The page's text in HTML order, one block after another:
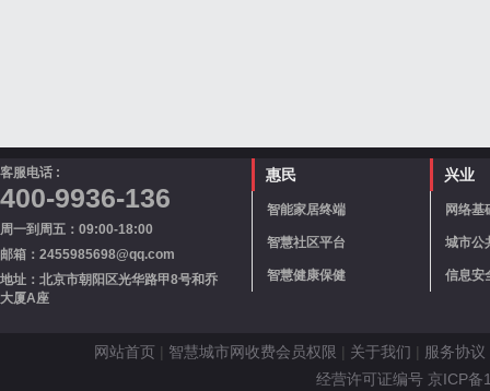
客服电话 :
400-9936-136
周一到周五：09:00-18:00
邮箱：2455985698@qq.com
地址：北京市朝阳区光华路甲8号和乔
大厦A座
惠民
智能家居终端
智慧社区平台
智慧健康保健
兴业
网络基
城市公
信息安
网站首页 | 智慧城市网收费会员权限 | 关于我们 | 服务协议
经营许可证编号 京ICP